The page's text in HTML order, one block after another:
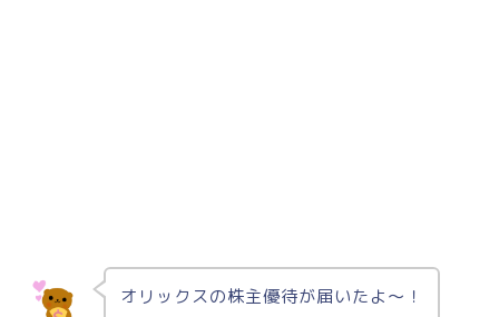
オリックスの株主優待が届いたよ～！